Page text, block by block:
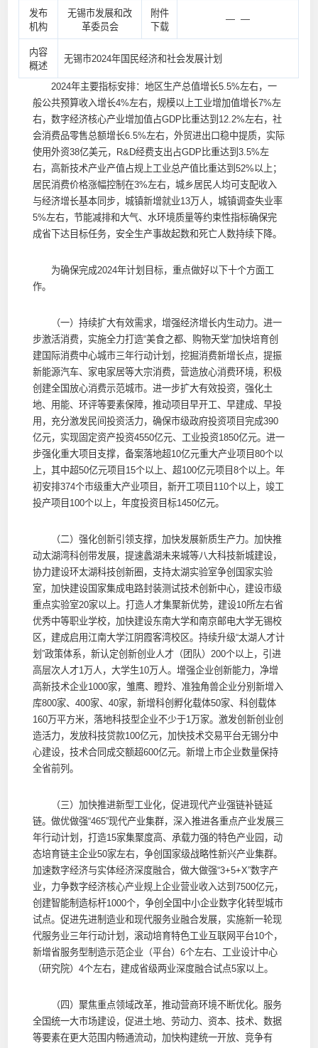
发布
机构
无锡市发展和改
革委员会
附件
下载
— —
内容
概述
无锡市2024年国民经济和社会发展计划
2024年主要指标安排：地区生产总值增长5.5%左右，一
般公共预算收入增长4%左右，规模以上工业增加值增长7%左
右，数字经济核心产业增加值占GDP比重达到12.2%左右，社
会消费品零售总额增长6.5%左右，外贸进出口稳中提质，实际
使用外资38亿美元，R&D经费支出占GDP比重达到3.5%左
右，高新技术产业产值占规上工业总产值比重达到52%以上；
居民消费价格涨幅控制在3%左右，城乡居民人均可支配收入
与经济增长基本同步，城镇新增就业13万人，城镇调查失业率
5%左右，节能减排和大气、水环境质量等约束性指标确保完
成省下达目标任务，安全生产事故起数和死亡人数持续下降。
为确保完成2024年计划目标，重点做好以下十个方面工
作。
（一）持续扩大有效需求，增强经济增长内生动力。进一
步激活消费，实施全力打造“美食之都、购物天堂”加快培育创
建国际消费中心城市三年行动计划，挖掘消费新增长点，提振
新能源汽车、家电家居等大宗消费，营造放心消费环境，积极
创建全国放心消费示范城市。进一步扩大有效投资，强化土
地、用能、环评等要素保障，推动项目早开工、早建成、早投
用，充分激发民间投资活力，确保市级政府投资项目完成390
亿元，实现固定资产投资4550亿元、工业投资1850亿元。进一
步强化重大项目支撑，备案落地超10亿元重大产业项目80个以
上，其中超50亿元项目15个以上、超100亿元项目8个以上。年
初安排374个市级重大产业项目，新开工项目110个以上，竣工
投产项目100个以上，年度投资目标1450亿元。
（二）强化创新引领支撑，加快发展新质生产力。加快推
动太湖湾科创带发展，提速蠡湖未来城等八大科技新城建设，
协力建设环太湖科技创新圈，支持太湖实验室争创国家实验
室，加快建设国家集成电路封装测试技术创新中心，建设市级
重点实验室20家以上。打造人才集聚新优势，建设10所左右省
优秀中等职业学校，加快建设东南大学和南京邮电大学无锡校
区，建成启用江南大学江阴霞客湾校区。持续升级“太湖人才计
划”政策体系，新认定创新创业人才（团队）200个以上，引进
高层次人才1万人，大学生10万人。增强企业创新能力，净增
高新技术企业1000家，雏鹰、瞪羚、准独角兽企业分别新增入
库800家、400家、40家，新增科创孵化载体50家、科创载体
160万平方米，落地科技型企业不少于1万家。激发创新创业创
造活力，发放科技贷款100亿元，加快技术交易平台无锡分中
心建设，技术合同成交额超600亿元。新增上市企业数量保持
全省前列。
（三）加快推进新型工业化，促进现代产业强链补链延
链。做优做强“465”现代产业集群，深入推进各重点产业发展三
年行动计划，打造15家集聚度高、承载力强的特色产业园，动
态培育链主企业50家左右，争创国家级战略性新兴产业集群。
加速数字经济与实体经济深度融合，做大做强“3+5+X”数字产
业，力争数字经济核心产业规上企业营业收入达到7500亿元，
创建智能制造标杆1000个，争创全国中小企业数字化转型城市
试点。促进先进制造业和现代服务业融合发展，实施新一轮现
代服务业三年行动计划，滚动培育特色工业互联网平台10个，
新增省服务型制造示范企业（平台）6个左右、工业设计中心
（研究院）4个左右，建成省级两业深度融合试点5家以上。
（四）聚焦重点领域改革，推动营商环境不断优化。服务
全国统一大市场建设，促进土地、劳动力、资本、技术、数据
等要素在更大范围内畅通流动，加快构建统一开放、竞争有